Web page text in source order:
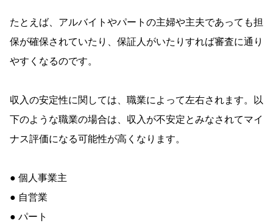
たとえば、アルバイトやパートの主婦や主夫であっても担
保が確保されていたり、保証人がいたりすれば審査に通り
やすくなるのです。
収入の安定性に関しては、職業によって左右されます。以
下のような職業の場合は、収入が不安定とみなされてマイ
ナス評価になる可能性が高くなります。
● 個人事業主
● 自営業
● パート